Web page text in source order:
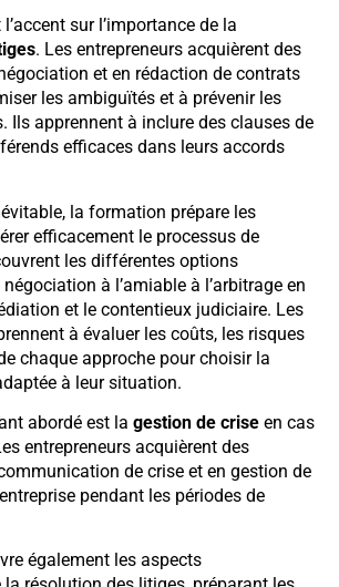
sur l’importance de la
. Les entrepreneurs acquièrent des
et en rédaction de contrats
les ambiguïtés et à prévenir les
Ils apprennent à inclure des clauses de
efficaces dans leurs accords
la formation prépare les
efficacement le processus de
les différentes options
à l’amiable à l’arbitrage en
et le contentieux judiciaire. Les
à évaluer les coûts, les risques
chaque approche pour choisir la
à leur situation.
abordé est la gestion de crise en cas
entrepreneurs acquièrent des
de crise et en gestion de
pendant les périodes de
également les aspects